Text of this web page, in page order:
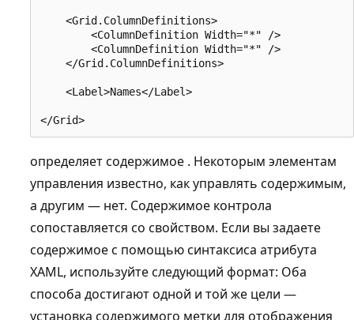
    <Grid.ColumnDefinitions>
        <ColumnDefinition Width="*" />
        <ColumnDefinition Width="*" />
    </Grid.ColumnDefinitions>
    <Label>Names</Label>
определяет содержимое . Некоторым элементам
управления известно, как управлять содержимым,
а другим — нет. Содержимое контрола
сопоставляется со свойством. Если вы задаете
содержимое с помощью синтаксиса атрибута
XAML, используйте следующий формат: Оба
способа достигают одной и той же цели —
установка содержимого метки для отображения